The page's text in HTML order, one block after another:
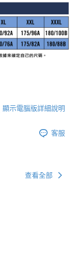
顯示電腦版詳細說明
客服
查看全部